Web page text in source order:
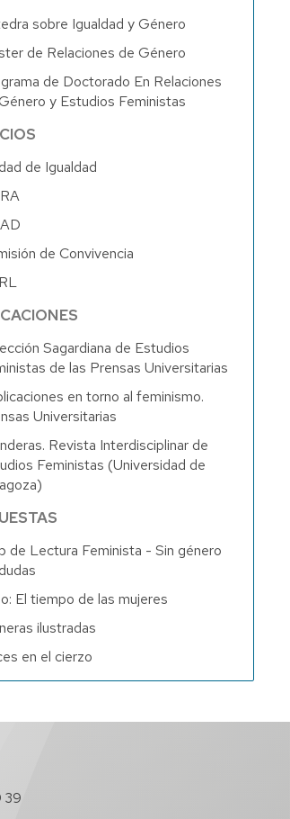
sobre Igualdad y Género
de Relaciones de Género
de Doctorado En Relaciones
y Estudios Feministas
de Igualdad
de Convivencia
Sagardiana de Estudios
de las Prensas Universitarias
en torno al feminismo.
Universitarias
Revista Interdisciplinar de
Feministas (Universidad de
de Lectura Feminista - Sin género
El tiempo de las mujeres
ilustradas
en el cierzo
39